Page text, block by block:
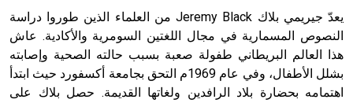
- هل تعلم أن أبجر Abgar اسم معروف جيداً يعود إلى عدد من
الملوك الذين حكموا مدينة إديسا (الرها) من أبجر الأول وحتى
التاسع، وهم ينتسبون إلى أسرة أوسروين
يعدّ جيريمي بلاك Jeremy Black من العلماء الذين طوروا دراسة
النصوص المسمارية في مجال اللغتين السومرية والأكادية. عاش
هذا العالم البريطاني طفولة صعبة بسبب حالته الصحية وإصابته
بشلل الأطفال، وفي عام 1969م التحق بجامعة أكسفورد حيث ابتدأ
اهتمامه بحضارة بلاد الرافدين ولغاتها القديمة. حصل بلاك على